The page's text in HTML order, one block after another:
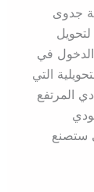
جدوى
الدخول في
التي
المرتفع
ستصنع